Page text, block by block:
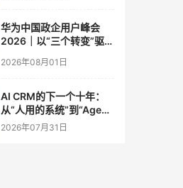
华为中国政企用户峰会
2026｜以“三个转变”驱动
2026年08月01日
AI CRM的下一个十年：
从“人用的系统”到“Agent
调用的底座”
2026年07月31日